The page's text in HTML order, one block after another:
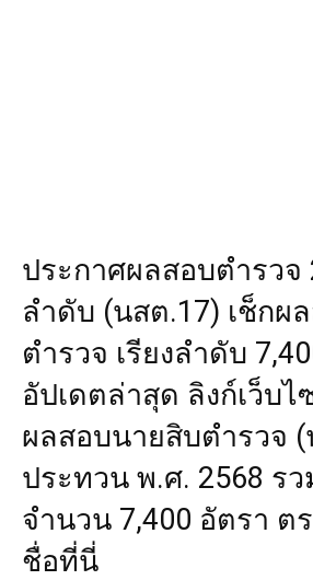
ประกาศผลสอบตํารวจ
ลำดับ (นสต.17) เช็กผ
ตำรวจ เรียงลำดับ
อัปเดตล่าสุด ลิงก์เว็บ
ผลสอบนายสิบตำรวจ
ประทวน พ.ศ. 2568 ร
จำนวน 7,400 อัตรา ต
ชื่อที่นี่